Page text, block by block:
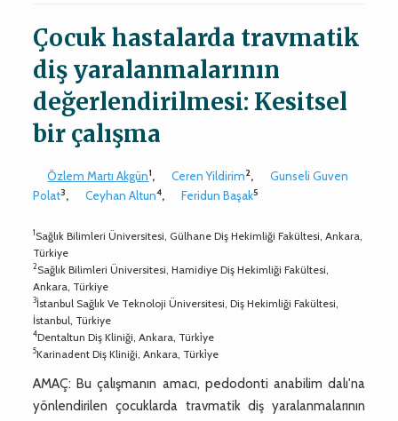
Çocuk hastalarda travmatik
diş yaralanmalarının
değerlendirilmesi: Kesitsel
bir çalışma
Özlem Martı Akgün1, Ceren Yildirim2,
Gunseli Guven
Polat3, Ceyhan Altun4, Feridun Başak5
1Sağlık Bilimleri Üniversitesi, Gülhane Diş Hekimliği Fakültesi, Ankara,
Türkiye
2Sağlık Bilimleri Üniversitesi, Hamidiye Diş Hekimliği Fakültesi,
Ankara, Türkiye
3İstanbul Sağlık Ve Teknoloji Üniversitesi, Diş Hekimliği Fakültesi,
İstanbul, Türkiye
4Dentaltun Diş Kliniği, Ankara, Türki̇ye
5Karinadent Diş Kliniği, Ankara, Türki̇ye
AMAÇ: Bu çalışmanın amacı, pedodonti anabilim dalı'na
yönlendirilen çocuklarda travmatik diş yaralanmalarının